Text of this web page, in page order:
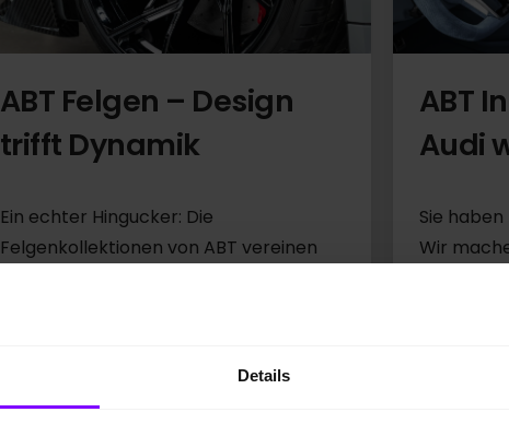
Details
ABT Felgen – Design
trifft Dynamik
Ein echter Hingucker: Die
Felgenkollektionen von ABT vereinen
ABT
Audi
Sie
Wir